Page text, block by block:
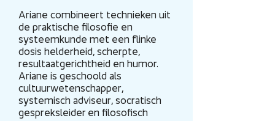
Ariane combineert technieken uit
de praktische filosofie en
systeemkunde met een flinke
dosis helderheid, scherpte,
resultaatgerichtheid en humor.
Ariane is geschoold als
cultuurwetenschapper,
systemisch adviseur, socratisch
gespreksleider en filosofisch